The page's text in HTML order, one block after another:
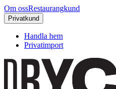
Om ossRestaurangkund
Privatkund
Handla hem
Privatimport